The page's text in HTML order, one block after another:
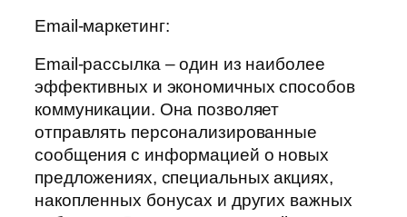
Email-маркетинг:
Email-рассылка – один из наиболее
эффективных и экономичных способов
коммуникации. Она позволяет
отправлять персонализированные
сообщения с информацией о новых
предложениях, специальных акциях,
накопленных бонусах и других важных